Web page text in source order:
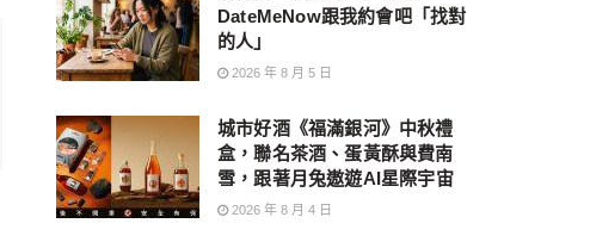
DateMeNow跟我約會吧「找對
的人」
2026 年 8 月 5 日
城市好酒《福滿銀河》中秋禮
盒，聯名茶酒、蛋黃酥與費南
雪，跟著月兔遨遊AI星際宇宙
2026 年 8 月 4 日